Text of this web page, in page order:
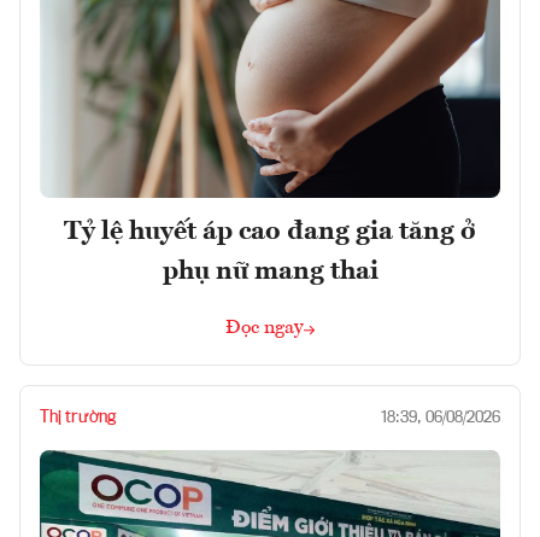
Tỷ lệ huyết áp cao đang gia tăng ở
phụ nữ mang thai
Đọc ngay
Thị trường 18:39, 06/08/2026